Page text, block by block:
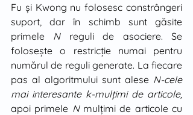
Fu şi Kwong nu folosesc constrângeri
suport, dar în schimb sunt găsite
primele N reguli de asociere. Se
foloseşte o restricţie numai pentru
numărul de reguli generate. La fiecare
pas al algoritmului sunt alese N-cele
apoi primele N mulţimi de articole cu